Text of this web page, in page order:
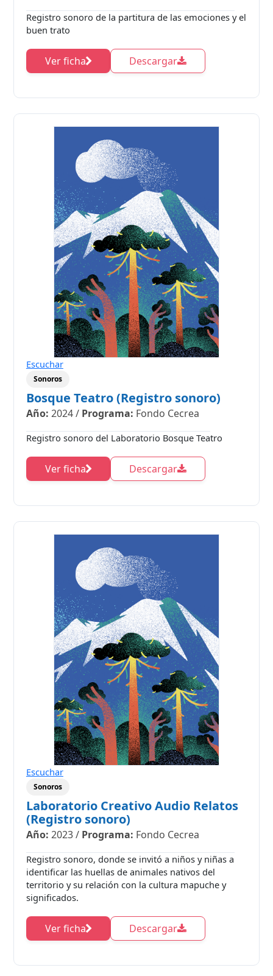
Registro sonoro de la partitura de las emociones y el
buen trato
Ver ficha Descargar
Escuchar
Sonoros
Bosque Teatro (Registro sonoro)
Año: 2024/ Programa: Fondo Cecrea
Registro sonoro del Laboratorio Bosque Teatro
Ver ficha Descargar
Escuchar
Sonoros
Laboratorio Creativo Audio Relatos
(Registro sonoro)
Año: 2023/ Programa: Fondo Cecrea
Registro sonoro, donde se invitó a niños y niñas a
identificar las huellas de animales nativos del
territorio y su relación con la cultura mapuche y
significados.
Ver ficha Descargar